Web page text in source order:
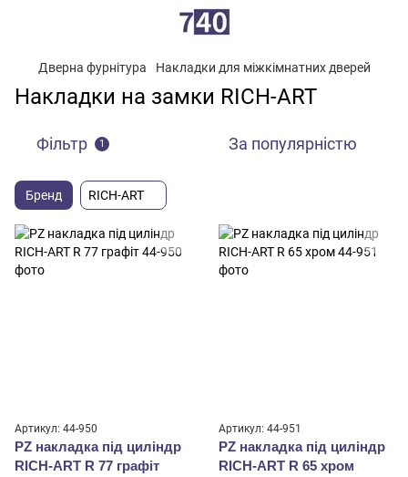
Дверна фурнітура Накладки для міжкімнатних дверей
Накладки на замки RICH-ART
Фільтр 1 За популярністю
Бренд RICH-ART
Артикул: 44-950
PZ накладка під циліндр
RICH-ART R 77 графіт
Артикул: 44-951
PZ накладка під циліндр
RICH-ART R 65 хром